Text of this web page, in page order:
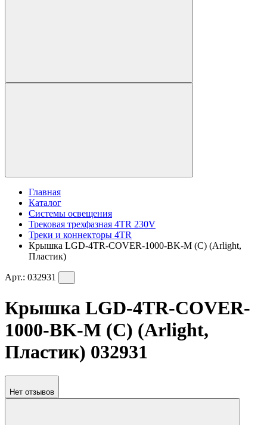
Главная
Каталог
Системы освещения
Трековая трехфазная 4TR 230V
Треки и коннекторы 4TR
Крышка LGD-4TR-COVER-1000-BK-M (C) (Arlight,
Пластик)
Арт.: 032931
Крышка LGD-4TR-COVER-
1000-BK-M (C) (Arlight,
Пластик) 032931
Нет отзывов